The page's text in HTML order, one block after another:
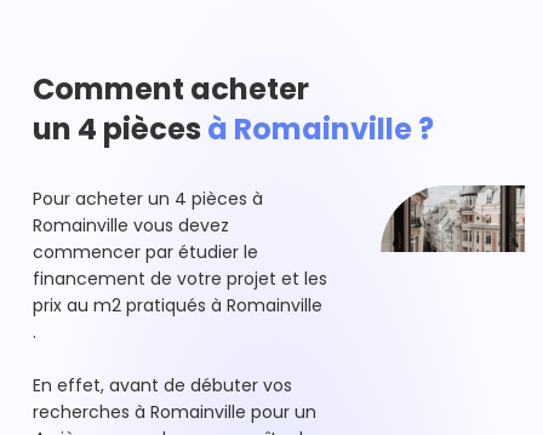
Comment acheter
un 4 pièces à Romainville ?
Pour acheter un 4 pièces à
Romainville vous devez
commencer par étudier le
financement de votre projet et les
prix au m2 pratiqués à Romainville
.
En effet, avant de débuter vos
recherches à Romainville pour un